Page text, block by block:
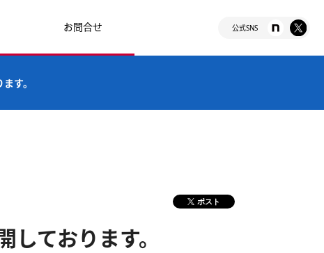
お問合せ 公式SNS
す。
ポスト
ております。